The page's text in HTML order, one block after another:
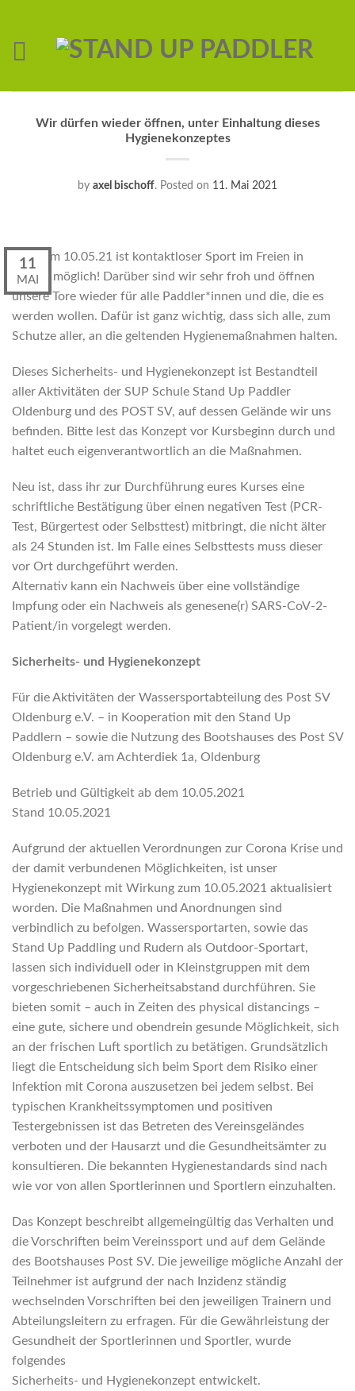
Wir dürfen wieder öffnen, unter Einhaltung dieses
Hygienekonzeptes
by axel bischoff. Posted on 11. Mai 2021
11
MAI
Seit dem 10.05.21 ist kontaktloser Sport im Freien in
wieder möglich! Darüber sind wir sehr froh und öffnen
unsere Tore wieder für alle Paddler*innen und die, die es
werden wollen. Dafür ist ganz wichtig, dass sich alle, zum
Schutze aller, an die geltenden Hygienemaßnahmen halten.
Dieses Sicherheits- und Hygienekonzept ist Bestandteil
aller Aktivitäten der SUP Schule Stand Up Paddler
Oldenburg und des POST SV, auf dessen Gelände wir uns
befinden. Bitte lest das Konzept vor Kursbeginn durch und
haltet euch eigenverantwortlich an die Maßnahmen.
Neu ist, dass ihr zur Durchführung eures Kurses eine
schriftliche Bestätigung über einen negativen Test (PCR-
Test, Bürgertest oder Selbsttest) mitbringt, die nicht älter
als 24 Stunden ist. Im Falle eines Selbsttests muss dieser
vor Ort durchgeführt werden.
Alternativ kann ein Nachweis über eine vollständige
Impfung oder ein Nachweis als genesene(r) SARS-CoV-2-
Patient/in vorgelegt werden.
Sicherheits- und Hygienekonzept
Für die Aktivitäten der Wassersportabteilung des Post SV
Oldenburg e.V. – in Kooperation mit den Stand Up
Paddlern – sowie die Nutzung des Bootshauses des Post SV
Oldenburg e.V. am Achterdiek 1a, Oldenburg
Betrieb und Gültigkeit ab dem 10.05.2021
Stand 10.05.2021
Aufgrund der aktuellen Verordnungen zur Corona Krise und
der damit verbundenen Möglichkeiten, ist unser
Hygienekonzept mit Wirkung zum 10.05.2021 aktualisiert
worden. Die Maßnahmen und Anordnungen sind
verbindlich zu befolgen. Wassersportarten, sowie das
Stand Up Paddling und Rudern als Outdoor-Sportart,
lassen sich individuell oder in Kleinstgruppen mit dem
vorgeschriebenen Sicherheitsabstand durchführen. Sie
bieten somit – auch in Zeiten des physical distancings –
eine gute, sichere und obendrein gesunde Möglichkeit, sich
an der frischen Luft sportlich zu betätigen. Grundsätzlich
liegt die Entscheidung sich beim Sport dem Risiko einer
Infektion mit Corona auszusetzen bei jedem selbst. Bei
typischen Krankheitssymptomen und positiven
Testergebnissen ist das Betreten des Vereinsgeländes
verboten und der Hausarzt und die Gesundheitsämter zu
konsultieren. Die bekannten Hygienestandards sind nach
wie vor von allen Sportlerinnen und Sportlern einzuhalten.
Das Konzept beschreibt allgemeingültig das Verhalten und
die Vorschriften beim Vereinssport und auf dem Gelände
des Bootshauses Post SV. Die jeweilige mögliche Anzahl der
Teilnehmer ist aufgrund der nach Inzidenz ständig
wechselnden Vorschriften bei den jeweiligen Trainern und
Abteilungsleitern zu erfragen. Für die Gewährleistung der
Gesundheit der Sportlerinnen und Sportler, wurde
folgendes
Sicherheits- und Hygienekonzept entwickelt.